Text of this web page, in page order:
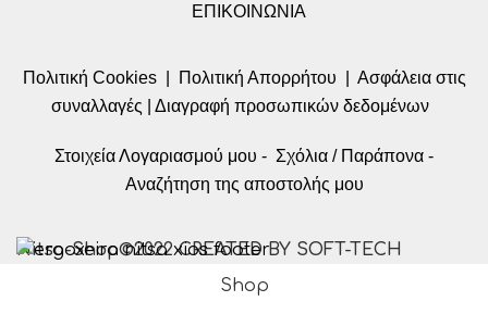
ΕΠΙΚΟΙΝΩΝΙΑ
Πολιτική Cookies| Πολιτική Απορρήτου
Ασφάλεια στις
συναλλαγές
Διαγραφή προσωπικών δεδομένων
Στοιχεία Λογαριασμού μου - Σχόλια / Παράπονα -
Αναζήτηση της αποστολής μου
Nitsa-Shop©2022 CREATED BY SOFT-TECH
Shop